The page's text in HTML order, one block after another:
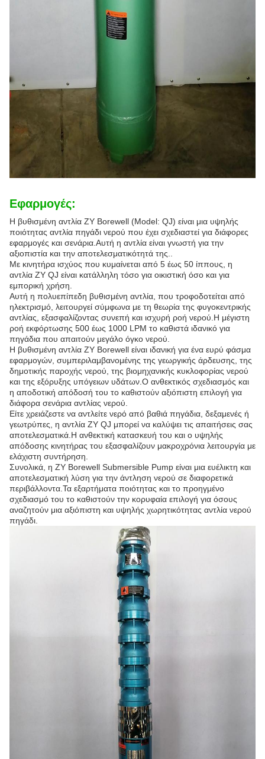
Εφαρμογές:
Η βυθισμένη αντλία ZY Borewell (Model: QJ) είναι μια υψηλής
ποιότητας αντλία πηγάδι νερού που έχει σχεδιαστεί για διάφορες
εφαρμογές και σενάρια.Αυτή η αντλία είναι γνωστή για την
αξιοπιστία και την αποτελεσματικότητά της..
Με κινητήρα ισχύος που κυμαίνεται από 5 έως 50 ίππους, η
αντλία ZY QJ είναι κατάλληλη τόσο για οικιστική όσο και για
εμπορική χρήση.
Αυτή η πολυεπίπεδη βυθισμένη αντλία, που τροφοδοτείται από
ηλεκτρισμό, λειτουργεί σύμφωνα με τη θεωρία της φυγοκεντρικής
αντλίας, εξασφαλίζοντας συνεπή και ισχυρή ροή νερού.Η μέγιστη
ροή εκφόρτωσης 500 έως 1000 LPM το καθιστά ιδανικό για
πηγάδια που απαιτούν μεγάλο όγκο νερού.
Η βυθισμένη αντλία ZY Borewell είναι ιδανική για ένα ευρύ φάσμα
εφαρμογών, συμπεριλαμβανομένης της γεωργικής άρδευσης, της
δημοτικής παροχής νερού, της βιομηχανικής κυκλοφορίας νερού
και της εξόρυξης υπόγειων υδάτων.Ο ανθεκτικός σχεδιασμός και
η αποδοτική απόδοσή του το καθιστούν αξιόπιστη επιλογή για
διάφορα σενάρια αντλίας νερού.
Είτε χρειάζεστε να αντλείτε νερό από βαθιά πηγάδια, δεξαμενές ή
γεωτρύπες, η αντλία ZY QJ μπορεί να καλύψει τις απαιτήσεις σας
αποτελεσματικά.Η ανθεκτική κατασκευή του και ο υψηλής
απόδοσης κινητήρας του εξασφαλίζουν μακροχρόνια λειτουργία με
ελάχιστη συντήρηση.
Συνολικά, η ZY Borewell Submersible Pump είναι μια ευέλικτη και
αποτελεσματική λύση για την άντληση νερού σε διαφορετικά
περιβάλλοντα.Τα εξαρτήματα ποιότητας και το προηγμένο
σχεδιασμό του το καθιστούν την κορυφαία επιλογή για όσους
αναζητούν μια αξιόπιστη και υψηλής χωρητικότητας αντλία νερού
πηγάδι.